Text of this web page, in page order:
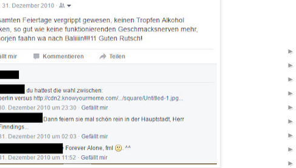
►
►
►
►
►
►
►
►
►